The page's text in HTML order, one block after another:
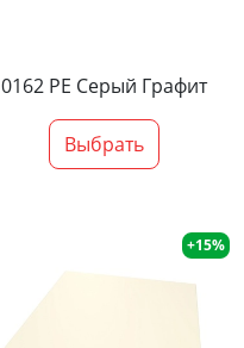
0162 PE Серый Графит
Выбрать
+15%